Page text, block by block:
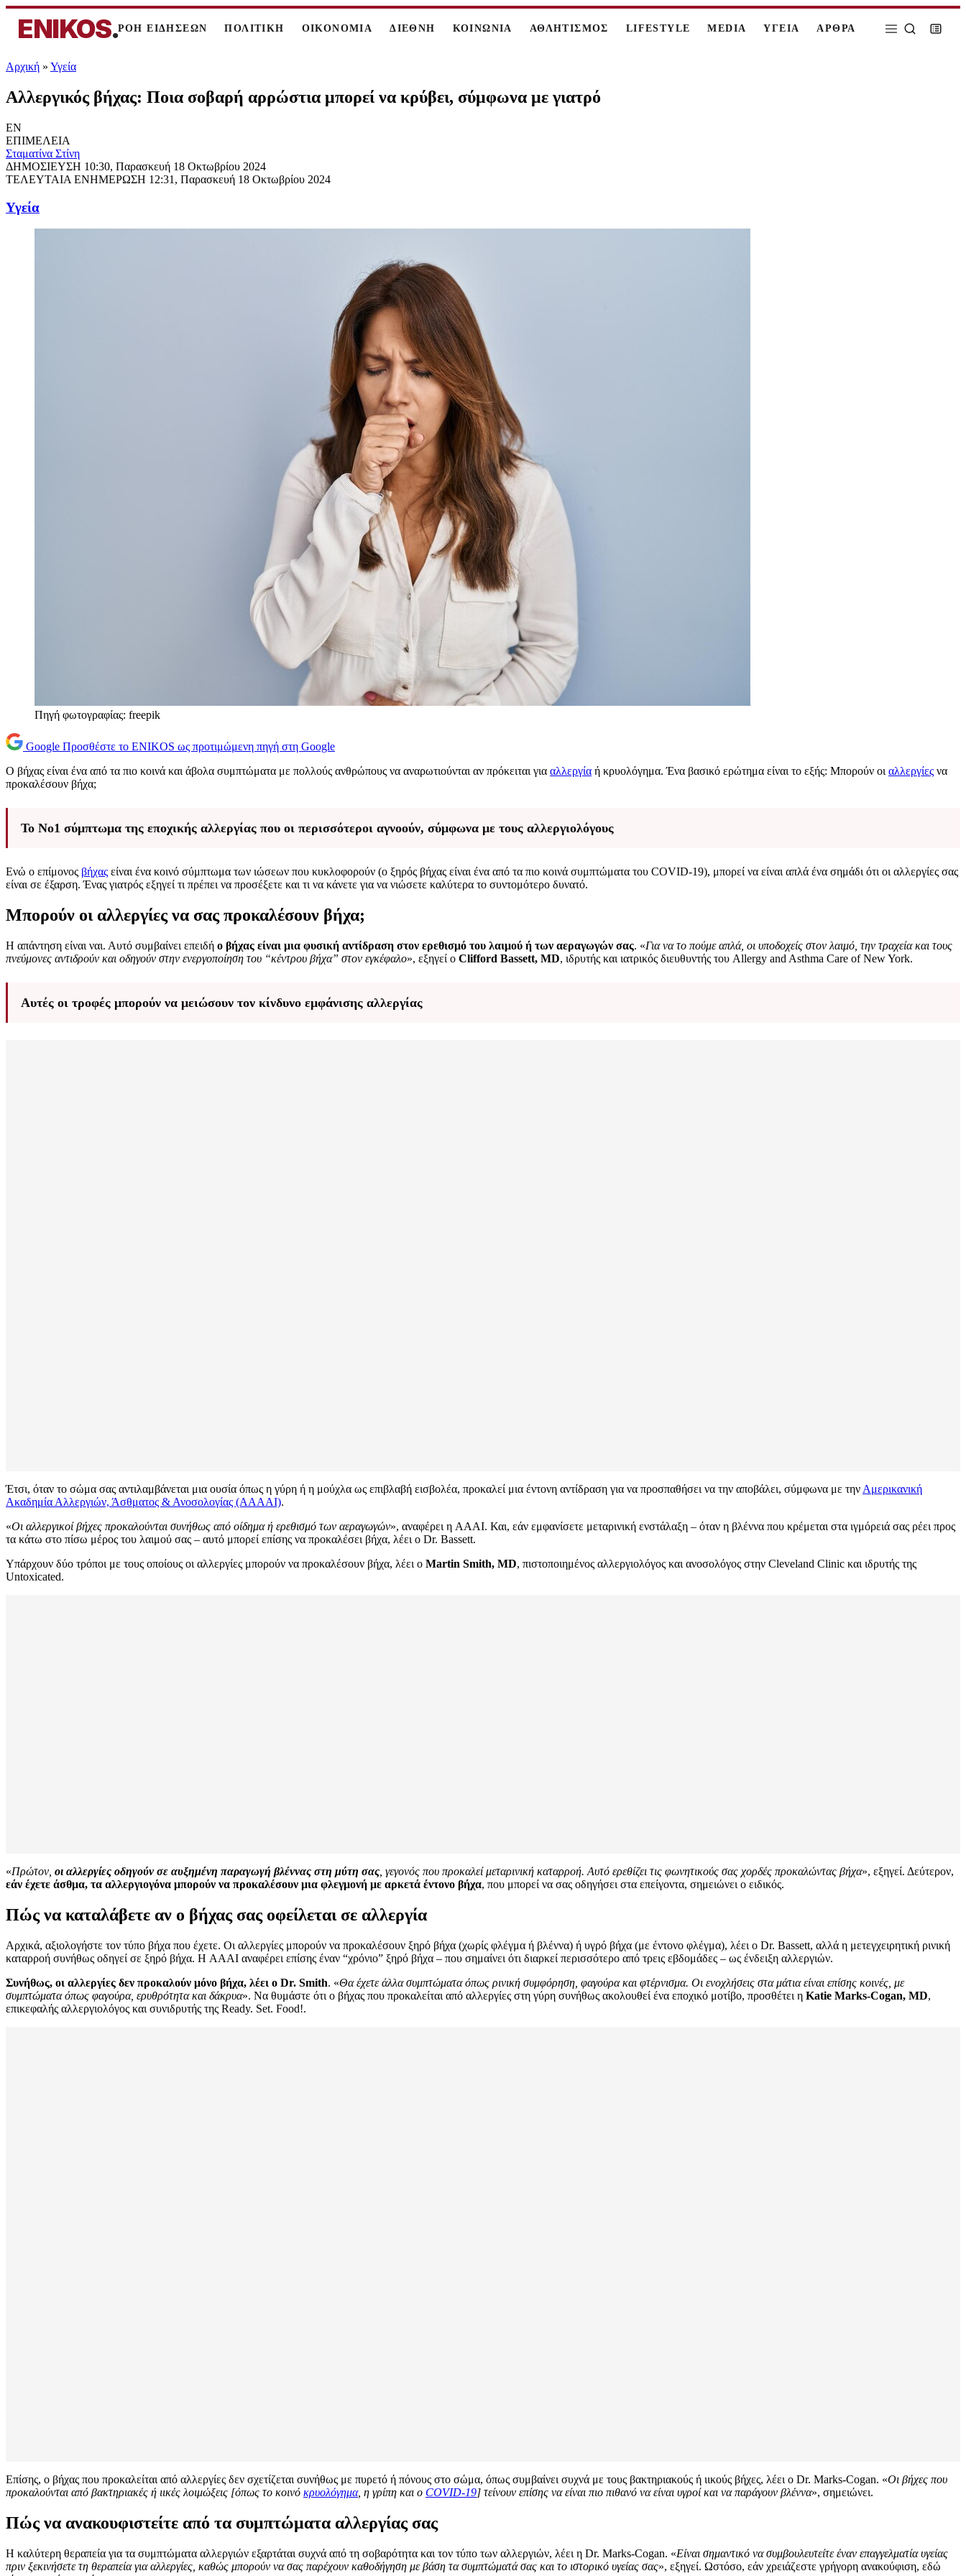
ENIKOS.ΡΟΗ ΕΙΔΗΣΕΩΝ ΠΟΛΙΤΙΚΗ ΟΙΚΟΝΟΜΙΑ ΔΙΕΘΝΗ ΚΟΙΝΩΝΙΑ ΑΘΛΗΤΙΣΜΟΣ LIFESTYLE MEDIA ΥΓΕΙΑ ΑΡΘΡΑ
Αρχική » Υγεία
Αλλεργικός βήχας: Ποια σοβαρή αρρώστια μπορεί να κρύβει, σύμφωνα με γιατρό
EN
ΕΠΙΜΕΛΕΙΑ
Σταματίνα Στίνη
ΔΗΜΟΣΙΕΥΣΗ 10:30, Παρασκευή 18 Οκτωβρίου 2024
ΤΕΛΕΥΤΑΙΑ ΕΝΗΜΕΡΩΣΗ 12:31, Παρασκευή 18 Οκτωβρίου 2024
Υγεία
Πηγή φωτογραφίας: freepik
Google Προσθέστε το ENIKOS ως προτιμώμενη πηγή στη Google
Ο βήχας είναι ένα από τα πιο κοινά και άβολα συμπτώματα με πολλούς ανθρώπους να αναρωτιούνται αν πρόκειται για αλλεργία ή κρυολόγημα. Ένα βασικό ερώτημα είναι το εξής: Μπορούν οι αλλεργίες να
προκαλέσουν βήχα;
Το No1 σύμπτωμα της εποχικής αλλεργίας που οι περισσότεροι αγνοούν, σύμφωνα με τους αλλεργιολόγους
Ενώ ο επίμονος βήχας είναι ένα κοινό σύμπτωμα των ιώσεων που κυκλοφορούν (ο ξηρός βήχας είναι ένα από τα πιο κοινά συμπτώματα του COVID-19), μπορεί να είναι απλά ένα σημάδι ότι οι αλλεργίες σας
είναι σε έξαρση. Ένας γιατρός εξηγεί τι πρέπει να προσέξετε και τι να κάνετε για να νιώσετε καλύτερα το συντομότερο δυνατό.
Μπορούν οι αλλεργίες να σας προκαλέσουν βήχα;
Η απάντηση είναι ναι. Αυτό συμβαίνει επειδή ο βήχας είναι μια φυσική αντίδραση στον ερεθισμό του λαιμού ή των αεραγωγών σας. «Για να το πούμε απλά, οι υποδοχείς στον λαιμό, την τραχεία και τους
πνεύμονες αντιδρούν και οδηγούν στην ενεργοποίηση του “κέντρου βήχα” στον εγκέφαλο», εξηγεί ο Clifford Bassett, MD, ιδρυτής και ιατρικός διευθυντής του Allergy and Asthma Care of New York.
Αυτές οι τροφές μπορούν να μειώσουν τον κίνδυνο εμφάνισης αλλεργίας
Έτσι, όταν το σώμα σας αντιλαμβάνεται μια ουσία όπως η γύρη ή η μούχλα ως επιβλαβή εισβολέα, προκαλεί μια έντονη αντίδραση για να προσπαθήσει να την αποβάλει, σύμφωνα με την Αμερικανική
Ακαδημία Αλλεργιών, Άσθματος & Ανοσολογίας (AAAAI).
«Οι αλλεργικοί βήχες προκαλούνται συνήθως από οίδημα ή ερεθισμό των αεραγωγών», αναφέρει η AAAI. Και, εάν εμφανίσετε μεταρινική ενστάλαξη – όταν η βλέννα που κρέμεται στα ιγμόρειά σας ρέει προς
τα κάτω στο πίσω μέρος του λαιμού σας – αυτό μπορεί επίσης να προκαλέσει βήχα, λέει ο Dr. Bassett.
Υπάρχουν δύο τρόποι με τους οποίους οι αλλεργίες μπορούν να προκαλέσουν βήχα, λέει ο Martin Smith, MD, πιστοποιημένος αλλεργιολόγος και ανοσολόγος στην Cleveland Clinic και ιδρυτής της
Untoxicated.
«Πρώτον, οι αλλεργίες οδηγούν σε αυξημένη παραγωγή βλέννας στη μύτη σας , γεγονός που προκαλεί μεταρινική καταρροή. Αυτό ερεθίζει τις φωνητικούς σας χορδές προκαλώντας βήχα», εξηγεί. Δεύτερον,
εάν έχετε άσθμα, τα αλλεργιογόνα μπορούν να προκαλέσουν μια φλεγμονή με αρκετά έντονο βήχα, που μπορεί να σας οδηγήσει στα επείγοντα, σημειώνει ο ειδικός.
Πώς να καταλάβετε αν ο βήχας σας οφείλεται σε αλλεργία
Αρχικά, αξιολογήστε τον τύπο βήχα που έχετε. Οι αλλεργίες μπορούν να προκαλέσουν ξηρό βήχα (χωρίς φλέγμα ή βλέννα) ή υγρό βήχα (με έντονο φλέγμα), λέει ο Dr. Bassett, αλλά η μετεγχειρητική ρινική
καταρροή συνήθως οδηγεί σε ξηρό βήχα. Η AAAI αναφέρει επίσης έναν “χρόνιο” ξηρό βήχα – που σημαίνει ότι διαρκεί περισσότερο από τρεις εβδομάδες – ως ένδειξη αλλεργιών.
Συνήθως, οι αλλεργίες δεν προκαλούν μόνο βήχα, λέει ο Dr. Smith. «Θα έχετε άλλα συμπτώματα όπως ρινική συμφόρηση, φαγούρα και φτέρνισμα. Οι ενοχλήσεις στα μάτια είναι επίσης κοινές, με
συμπτώματα όπως φαγούρα, ερυθρότητα και δάκρυα». Να θυμάστε ότι ο βήχας που προκαλείται από αλλεργίες στη γύρη συνήθως ακολουθεί ένα εποχικό μοτίβο, προσθέτει η Katie Marks-Cogan, MD,
επικεφαλής αλλεργιολόγος και συνιδρυτής της Ready. Set. Food!.
Επίσης, ο βήχας που προκαλείται από αλλεργίες δεν σχετίζεται συνήθως με πυρετό ή πόνους στο σώμα, όπως συμβαίνει συχνά με τους βακτηριακούς ή ιικούς βήχες, λέει ο Dr. Marks-Cogan. «Οι βήχες που
προκαλούνται από βακτηριακές ή ιικές λοιμώξεις [όπως το κοινό κρυολόγημα, η γρίπη και ο COVID-19] τείνουν επίσης να είναι πιο πιθανό να είναι υγροί και να παράγουν βλέννα», σημειώνει.
Πώς να ανακουφιστείτε από τα συμπτώματα αλλεργίας σας
Η καλύτερη θεραπεία για τα συμπτώματα αλλεργιών εξαρτάται συχνά από τη σοβαρότητα και τον τύπο των αλλεργιών, λέει η Dr. Marks-Cogan. «Είναι σημαντικό να συμβουλευτείτε έναν επαγγελματία υγείας
πριν ξεκινήσετε τη θεραπεία για αλλεργίες, καθώς μπορούν να σας παρέχουν καθοδήγηση με βάση τα συμπτώματά σας και το ιστορικό υγείας σας», εξηγεί. Ωστόσο, εάν χρειάζεστε γρήγορη ανακούφιση, εδώ